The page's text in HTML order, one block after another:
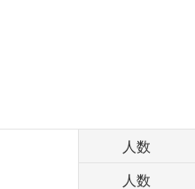
人数
人数